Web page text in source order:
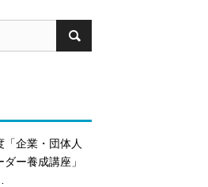
「企業・団体人
ー養成講座」